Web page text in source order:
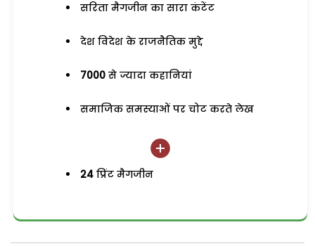
सरिता मैगजीन का सारा कंटेंट
देश विदेश के राजनैतिक मुद्दे
7000 से ज्यादा कहानियां
समाजिक समस्याओं पर चोट करते लेख
24 प्रिंट मैगजीन